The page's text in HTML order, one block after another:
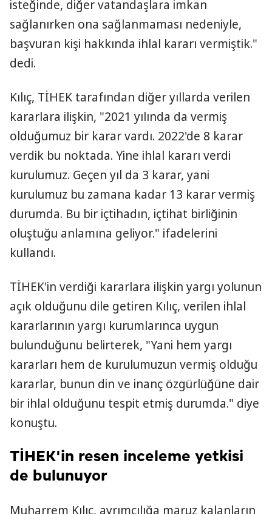
isteğinde, diğer vatandaşlara imkan
sağlanırken ona sağlanmaması nedeniyle,
başvuran kişi hakkında ihlal kararı vermiştik."
dedi.
Kılıç, TİHEK tarafından diğer yıllarda verilen
kararlara ilişkin, "2021 yılında da vermiş
olduğumuz bir karar vardı. 2022'de 8 karar
verdik bu noktada. Yine ihlal kararı verdi
kurulumuz. Geçen yıl da 3 karar, yani
kurulumuz bu zamana kadar 13 karar vermiş
durumda. Bu bir içtihadın, içtihat birliğinin
oluştuğu anlamına geliyor." ifadelerini
kullandı.
TİHEK'in verdiği kararlara ilişkin yargı yolunun
açık olduğunu dile getiren Kılıç, verilen ihlal
kararlarının yargı kurumlarınca uygun
bulunduğunu belirterek, "Yani hem yargı
kararları hem de kurulumuzun vermiş olduğu
kararlar, bunun din ve inanç özgürlüğüne dair
bir ihlal olduğunu tespit etmiş durumda." diye
konuştu.
TİHEK'in resen inceleme yetkisi
de bulunuyor
Muharrem Kılıç, ayrımcılığa maruz kalanların